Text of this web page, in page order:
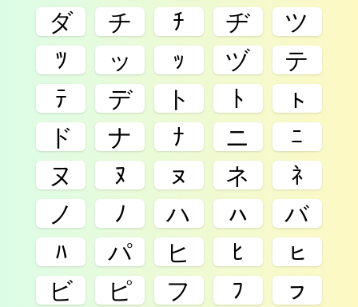
ダ
チ ﾁ ヂ
ツ
ﾂ
ッ ｯ ヅ
テ
ﾃ
デ ト ﾄ
ㇳ
ド
ナ ﾅ ニ
ﾆ
ヌ
ﾇ ㇴ ネ
ﾈ
ノ
ﾉ ハ ㇵ
バ
ﾊ
パ ヒ ﾋ
ㇶ
ビ
ピ フ ﾌ
ㇷ